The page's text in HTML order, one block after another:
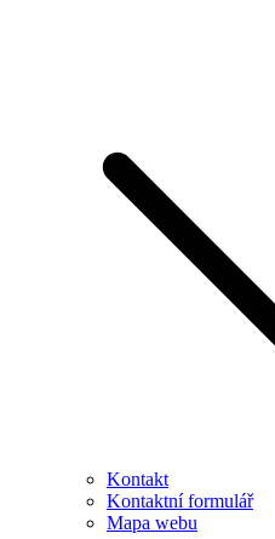
Kontakt
Kontaktní formulář
Mapa webu